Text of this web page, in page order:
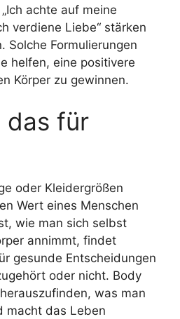
achte auf meine
verdiene Liebe“ stärken
Solche Formulierungen
helfen, eine positivere
Körper zu gewinnen.
das für
oder Kleidergrößen
Wert eines Menschen
wie man sich selbst
annimmt, findet
gesunde Entscheidungen
oder nicht. Body
was man
macht das Leben